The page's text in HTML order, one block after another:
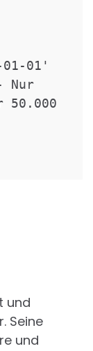
Nur
50.000
und
Seine
und